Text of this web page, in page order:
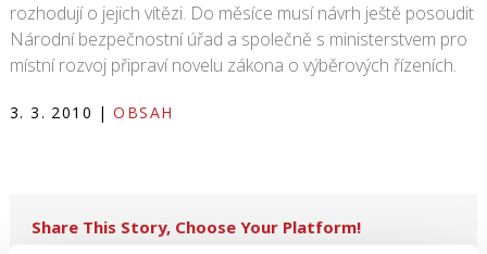
rozhodují o jejich vítězi. Do měsíce musí návrh ještě posoudit
Národní bezpečnostní úřad a společně s ministerstvem pro
místní rozvoj připraví novelu zákona o výběrových řízeních.
3. 3. 2010 | OBSAH
Share This Story, Choose Your Platform!